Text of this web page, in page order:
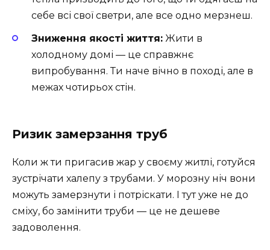
себе всі свої светри, але все одно мерзнеш.
Зниження якості життя: Жити в
холодному домі — це справжнє
випробування. Ти наче вічно в поході, але в
межах чотирьох стін.
Ризик замерзання труб
Коли ж ти пригасив жар у своєму житлі, готуйся
зустрічати халепу з трубами. У морозну ніч вони
можуть замерзнути і потріскати. І тут уже не до
сміху, бо замінити труби — це не дешеве
задоволення.